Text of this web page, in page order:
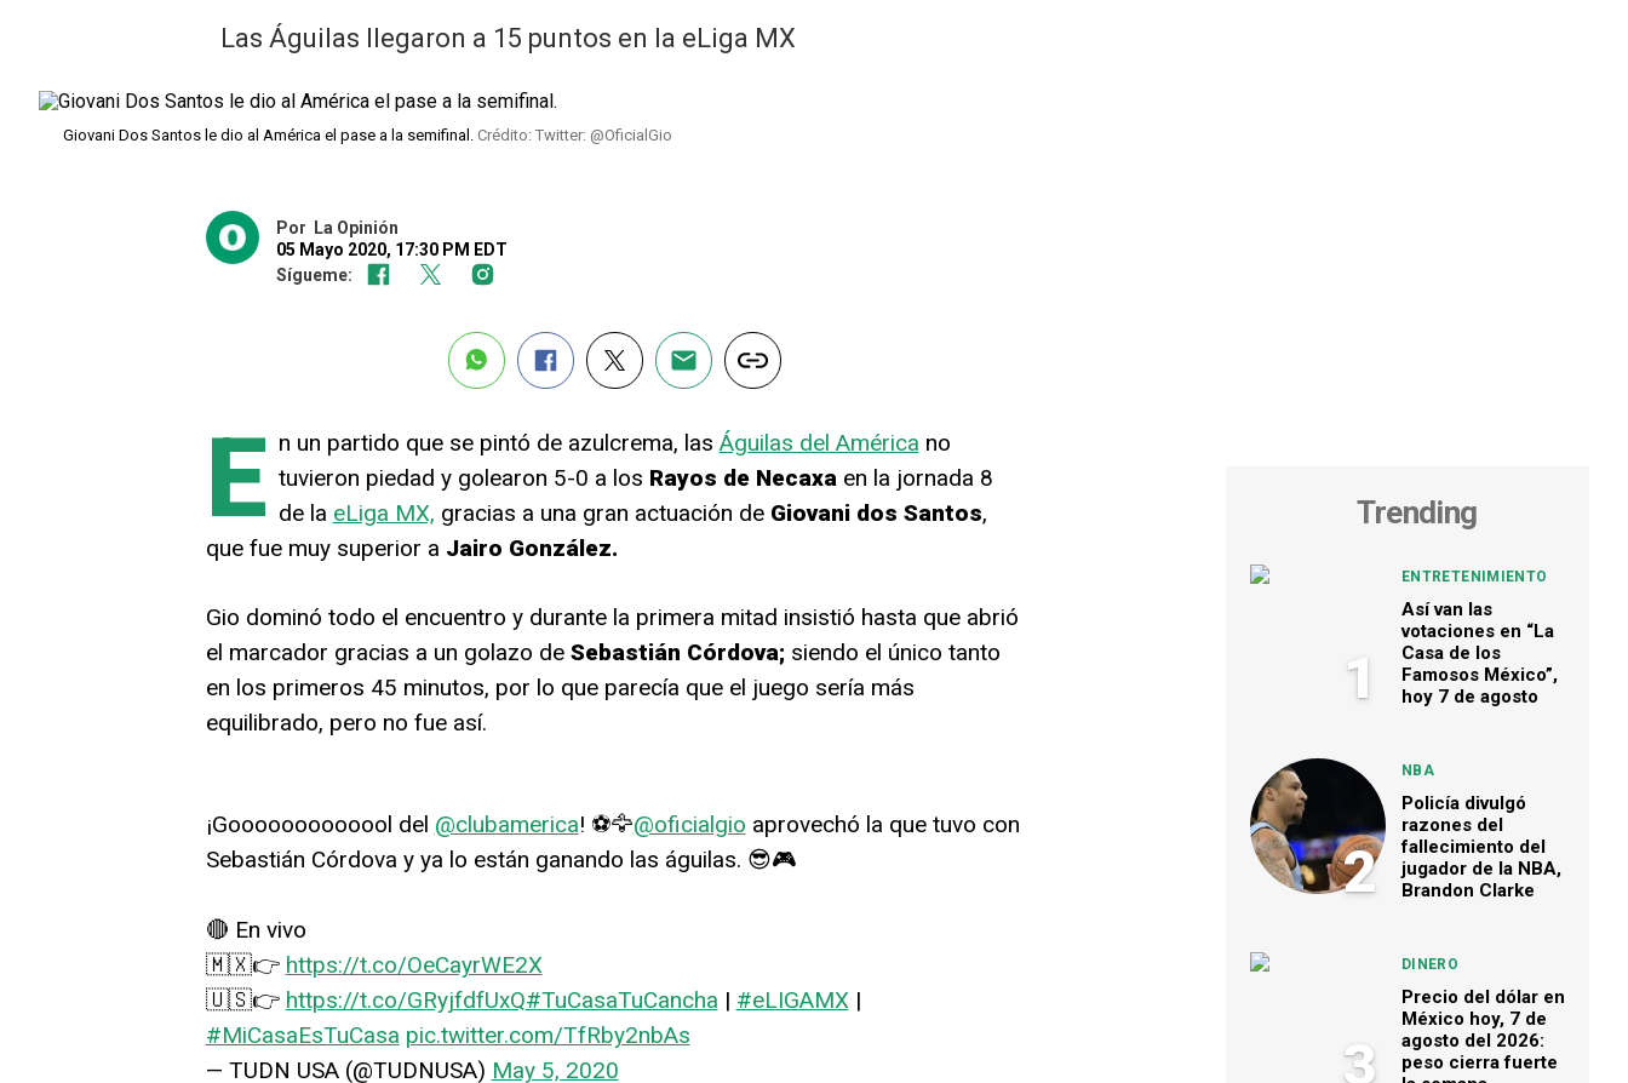
Las Águilas llegaron a 15 puntos en la eLiga MX
Giovani Dos Santos le dio al América el pase a la semifinal. Crédito: Twitter: @OficialGio
Por
La Opinión
05 Mayo 2020, 17:30 PM EDT
Sígueme:
E n un partido que se pintó de azulcrema, las Águilas del América no
tuvieron piedad y golearon 5-0 a los Rayos de Necaxaen la jornada 8
de la eLiga MX, gracias a una gran actuación de Giovani dos Santos,
que fue muy superior a Jairo González.
Gio dominó todo el encuentro y durante la primera mitad insistió hasta que abrió
el marcador gracias a un golazo de Sebastián Córdova; siendo el único tanto
en los primeros 45 minutos, por lo que parecía que el juego sería más
equilibrado, pero no fue así.
¡Gooooooooooool del @clubamerica! ⚽🦅@oficialgio aprovechó la que tuvo con
Sebastián Córdova y ya lo están ganando las águilas. 😎🎮
🔴 En vivo
🇲🇽👉 https://t.co/OeCayrWE2X
🇺🇸👉 https://t.co/GRyjfdfUxQ#TuCasaTuCancha | #eLIGAMX|
#MiCasaEsTuCasa pic.twitter.com/TfRby2nbAs
— TUDN USA (@TUDNUSA) May 5, 2020
Trending
1
ENTRETENIMIENTO
Así van las
votaciones en “La
Casa de los
Famosos México”,
hoy 7 de agosto
2
NBA
Policía divulgó
razones del
fallecimiento del
jugador de la NBA,
Brandon Clarke
3
DINERO
Precio del dólar en
México hoy, 7 de
agosto del 2026:
peso cierra fuerte